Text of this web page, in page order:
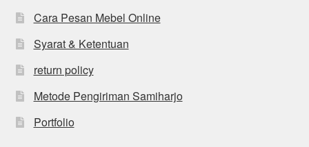
Cara Pesan Mebel Online
Syarat & Ketentuan
return policy
Metode Pengiriman Samiharjo
Portfolio